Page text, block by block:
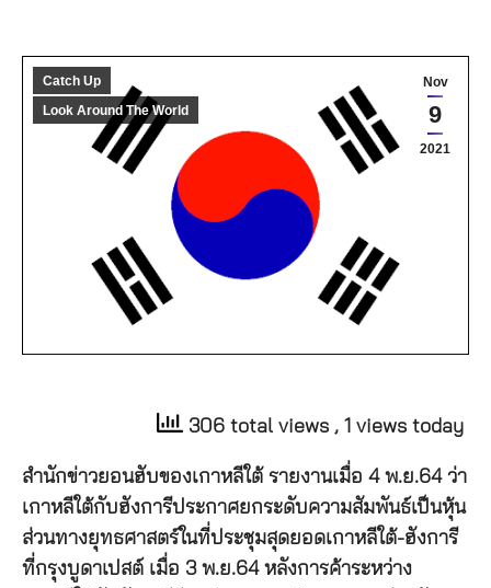
Nov
9
2021
Catch Up
Look Around The World
306 total views , 1 views today
สำนักข่าวยอนฮับของเกาหลีใต้ รายงานเมื่อ 4 พ.ย.64 ว่า
เกาหลีใต้กับฮังการีประกาศยกระดับความสัมพันธ์เป็นหุ้น
ส่วนทางยุทธศาสตร์ในที่ประชุมสุดยอดเกาหลีใต้-ฮังการี
ที่กรุงบูดาเปสต์ เมื่อ 3 พ.ย.64 หลังการค้าระหว่าง